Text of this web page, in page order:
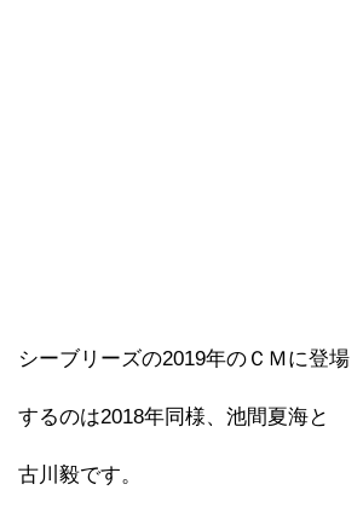
シーブリーズの2019年のＣＭに登場
するのは2018年同様、池間夏海と
古川毅です。